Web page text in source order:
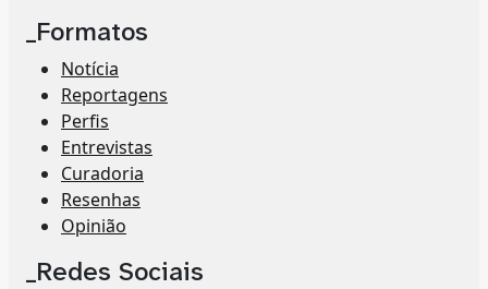
_Formatos
Notícia
Reportagens
Perfis
Entrevistas
Curadoria
Resenhas
Opinião
_Redes Sociais